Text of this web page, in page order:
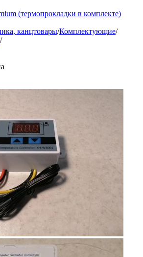
(термопрокладки в комплекте)
канцтовары/Комплектующие/
/